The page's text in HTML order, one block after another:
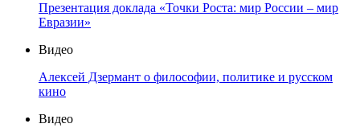
Презентация доклада «Точки Роста: мир России – мир
Евразии»
Видео
Алексей Дзермант о философии, политике и русском
кино
Видео